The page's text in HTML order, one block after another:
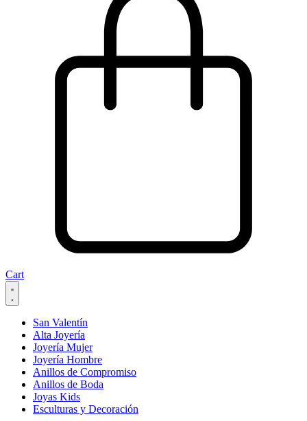
Cart
San Valentín
Alta Joyería
Joyería Mujer
Joyería Hombre
Anillos de Compromiso
Anillos de Boda
Joyas Kids
Esculturas y Decoración